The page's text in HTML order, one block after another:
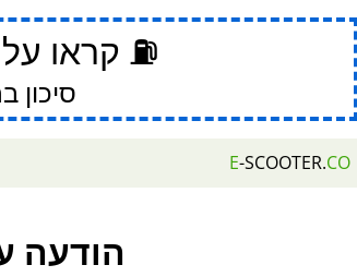
⛽ קראו
סיכון
E-SCOOTER.CO
הודעה